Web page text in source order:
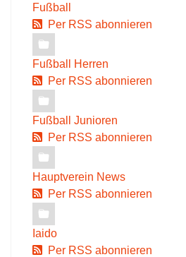
Fußball
Per RSS abonnieren
Fußball Herren
Per RSS abonnieren
Fußball Junioren
Per RSS abonnieren
Hauptverein News
Per RSS abonnieren
Iaido
Per RSS abonnieren